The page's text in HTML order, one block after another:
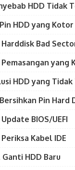
HDD Tidak
Pin HDD yang Kotor
Harddisk Bad
Pemasangan yang
HDD yang
Bersihkan Pin Hard
Update BIOS/UEFI
Periksa Kabel IDE
Ganti HDD Baru